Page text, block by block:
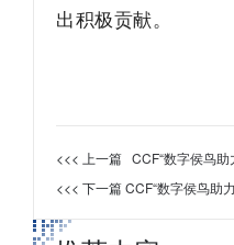
出积极贡献。
<<< 上一篇 CCF“数字侯鸟
<<< 下一篇CCF“数字侯鸟助